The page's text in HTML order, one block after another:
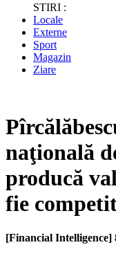
STIRI :
Locale
Externe
Sport
Magazin
Ziare
naţională
producă
fie
[Financial Intelligence]